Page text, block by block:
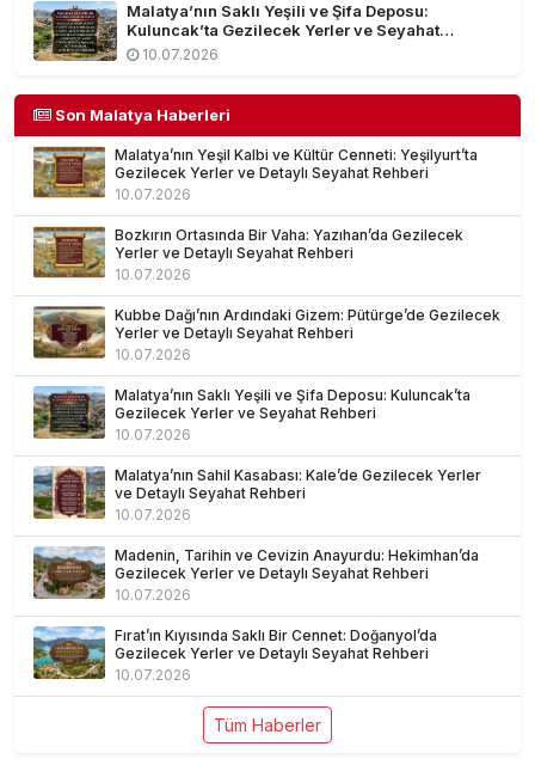
Malatya’nın Saklı Yeşili ve Şifa Deposu:
Kuluncak’ta Gezilecek Yerler ve Seyahat
Rehberi
10.07.2026
Son Malatya Haberleri
Malatya’nın Yeşil Kalbi ve Kültür Cenneti: Yeşilyurt’ta
Gezilecek Yerler ve Detaylı Seyahat Rehberi
10.07.2026
Bozkırın Ortasında Bir Vaha: Yazıhan’da Gezilecek
Yerler ve Detaylı Seyahat Rehberi
10.07.2026
Kubbe Dağı’nın Ardındaki Gizem: Pütürge’de Gezilecek
Yerler ve Detaylı Seyahat Rehberi
10.07.2026
Malatya’nın Saklı Yeşili ve Şifa Deposu: Kuluncak’ta
Gezilecek Yerler ve Seyahat Rehberi
10.07.2026
Malatya’nın Sahil Kasabası: Kale’de Gezilecek Yerler
ve Detaylı Seyahat Rehberi
10.07.2026
Madenin, Tarihin ve Cevizin Anayurdu: Hekimhan’da
Gezilecek Yerler ve Detaylı Seyahat Rehberi
10.07.2026
Fırat’ın Kıyısında Saklı Bir Cennet: Doğanyol’da
Gezilecek Yerler ve Detaylı Seyahat Rehberi
10.07.2026
Tüm Haberler